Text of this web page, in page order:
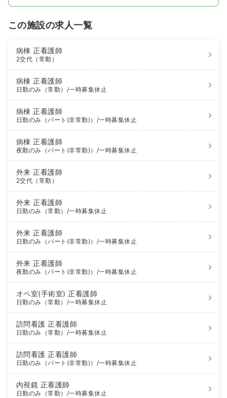
この施設の求人一覧
病棟正看護師
2交代（常勤）
病棟正看護師
日勤のみ（常勤） /一時募集休止
病棟正看護師
日勤のみ（パート(非常勤)） /一時募集休止
病棟正看護師
夜勤のみ（パート(非常勤)） /一時募集休止
外来正看護師
2交代（常勤）
外来正看護師
日勤のみ（常勤） /一時募集休止
外来正看護師
日勤のみ（パート(非常勤)） /一時募集休止
外来正看護師
夜勤のみ（パート(非常勤)） /一時募集休止
オペ室(手術室)正看護師
日勤のみ（常勤） /一時募集休止
訪問看護正看護師
日勤のみ（常勤） /一時募集休止
訪問看護正看護師
日勤のみ（パート(非常勤)） /一時募集休止
内視鏡 正看護師
日勤のみ（常勤） /一時募集休止